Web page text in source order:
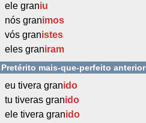
ele graniu
nós granimos
vós granistes
eles graniram
Pretérito mais-que-perfeito anterior
eu tivera granido
tu tiveras granido
ele tivera granido